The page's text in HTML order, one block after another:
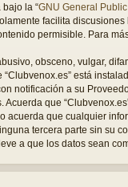
la “GNU General
facilita
permisible. Para
obsceno, vulgar,
está
notificación a su
que
acuerda que cualquier
tercera parte sin su
a que los datos sean